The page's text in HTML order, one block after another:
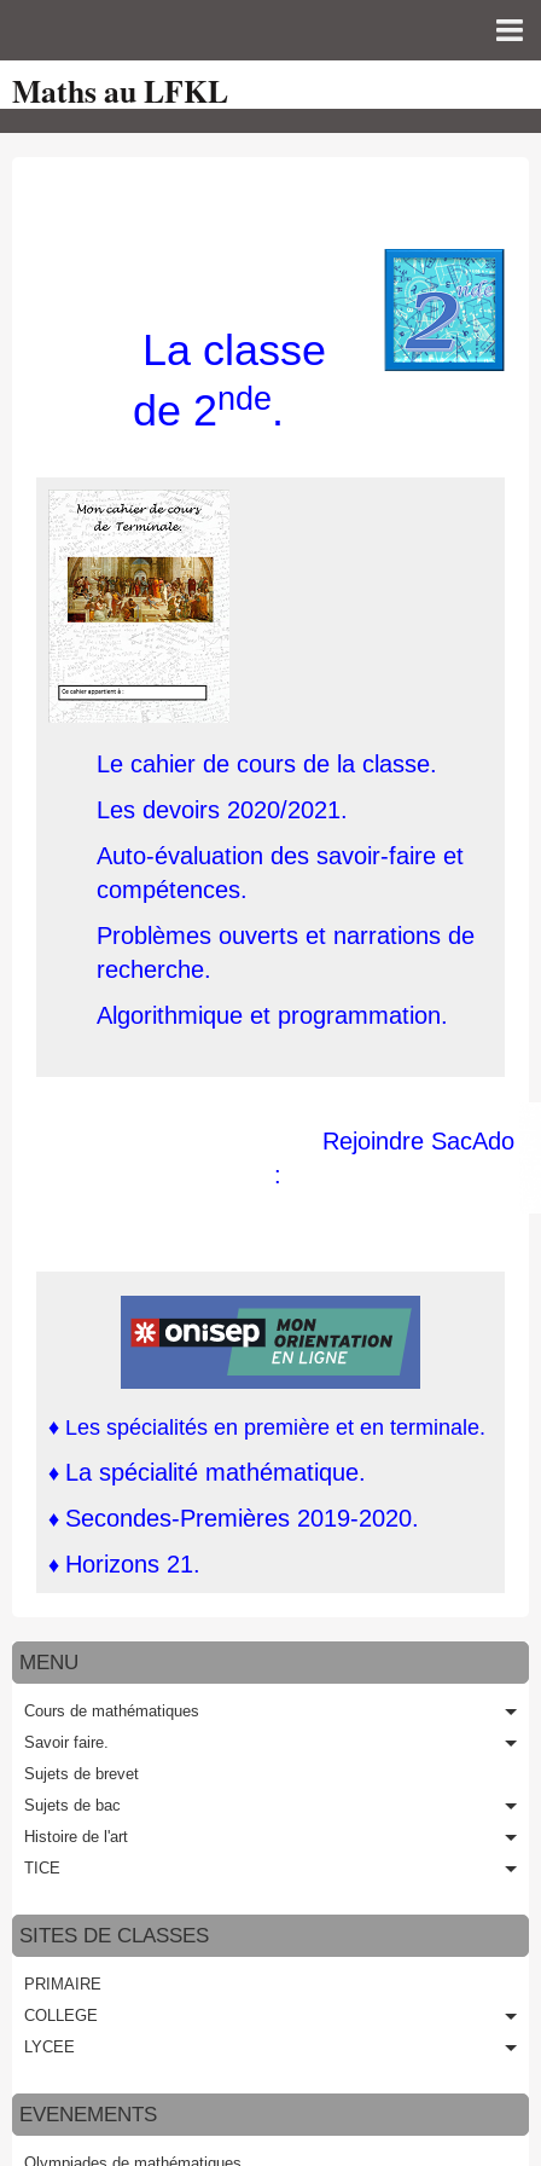
Page d'accueil
Pour les Profs
Programmes officiels
Maths au LFKL
La classe
de 2nde.
Le cahier de cours de la classe.
Les devoirs 2020/2021.
Auto-évaluation des savoir-faire et
compétences.
Problèmes ouverts et narrations de
recherche.
Algorithmique et programmation.
Rejoindre SacAdo
:
♦ Les spécialités en première et en terminale.
♦ La spécialité mathématique.
♦ Secondes-Premières 2019-2020.
♦ Horizons 21.
MENU
Cours de mathématiques
Savoir faire.
Sujets de brevet
Sujets de bac
Histoire de l'art
TICE
SITES DE CLASSES
PRIMAIRE
COLLEGE
LYCEE
EVENEMENTS